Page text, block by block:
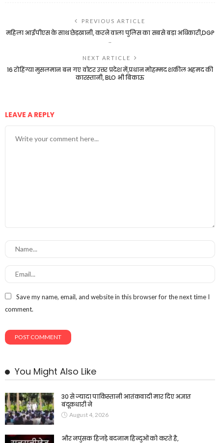
PREVIOUS ARTICLE
महिला आईपीएस के साथ छेड़खानी, करने वाला पुलिस का सबसे बड़ा अधिकारी,DGP
..
NEXT ARTICLE
16 रोहिंग्या मुसलमान बन गए वोटर उत्तर प्रदेश में,प्रधान मोहम्मद शकील अहमद की
कारस्तानी, BLO भी बिकाऊ
LEAVE A REPLY
Save my name, email, and website in this browser for the next time I
comment.
You Might Also Like
30 से ज्यादा पाकिस्तानी आतंकवादी मार दिए अज्ञात
बंदूकधारी ने
August 4, 2026
और नपुंसक हिजड़े बदनाम हिन्दुओं को करते है,